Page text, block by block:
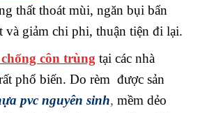
thất thoát mùi, ngăn bụi bẩn
và giảm chi phi, thuận tiện đi lại.
côn trùng tại các nhà
phổ biến. Do rèm được sản
pvc nguyên sinh, mềm dẻo